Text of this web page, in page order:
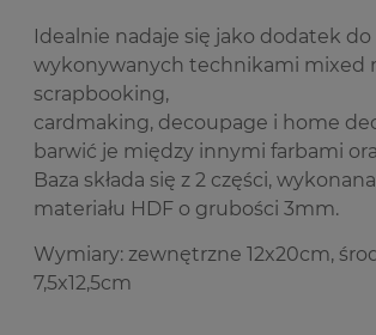
Idealnie nadaje się jako dodatek do
wykonywanych technikami mixed
scrapbooking,
cardmaking, decoupage i home
barwić je między innymi farbami
Baza składa się z 2 części,
materiału HDF o grubości 3mm.
Wymiary: zewnętrzne 12x20cm,
7,5x12,5cm